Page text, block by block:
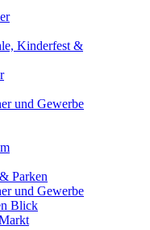
Kinderfest &
und Gewerbe
Parken
und Gewerbe
Blick